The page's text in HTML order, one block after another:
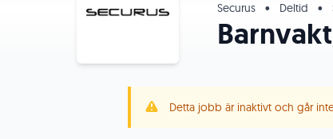
Securus • Deltid •
Detta jobb är inaktivt och går